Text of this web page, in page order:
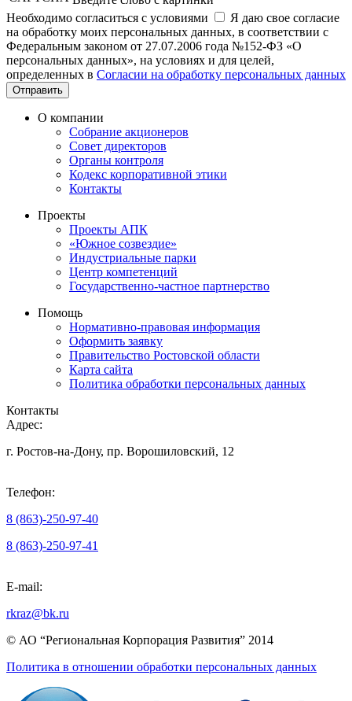
Необходимо согласиться с условиями
Я даю свое согласие
на обработку моих персональных данных, в соответствии с
Федеральным законом от 27.07.2006 года №152-ФЗ «О
персональных данных», на условиях и для целей,
определенных в Согласии на обработку персональных данных
Отправить
О компании
Собрание акционеров
Совет директоров
Органы контроля
Кодекс корпоративной этики
Контакты
Проекты
Проекты АПК
«Южное созвездие»
Индустриальные парки
Центр компетенций
Государственно-частное партнерство
Помощь
Нормативно-правовая информация
Оформить заявку
Правительство Ростовской области
Карта сайта
Политика обработки персональных данных
Контакты
Адрес:
г. Ростов-на-Дону, пр. Ворошиловский, 12
Телефон:
8 (863)-250-97-40
8 (863)-250-97-41
E-mail:
rkraz@bk.ru
© АО “Региональная Корпорация Развития” 2014
Политика в отношении обработки персональных данных